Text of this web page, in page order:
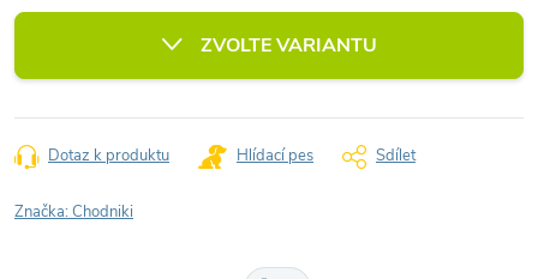
cena:
ZVOLTE VARIANTU
Dotaz k produktu Hlídací pes Sdílet
Značka:Chodniki